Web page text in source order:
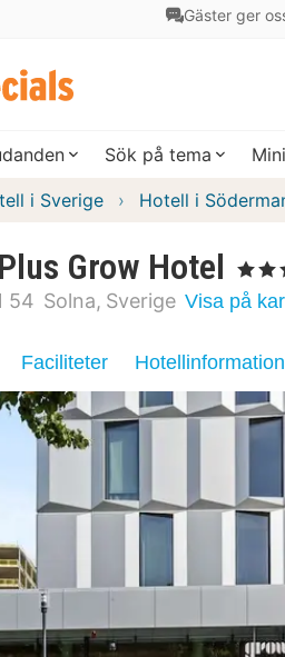
Gäster ger
Sök på tema
i Sverige Hotell i
Grow Hotel , 4
54 Solna Sverige Visa på
Faciliteter Hotellinformation